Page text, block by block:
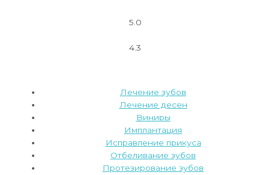
5.0
4.3
Лечение зубов
Лечение десен
Виниры
Имплантация
Исправление прикуса
Отбеливание зубов
Протезирование зубов